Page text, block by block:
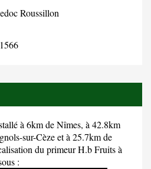
Roussillon
à 6km de Nîmes, à 42.8km
sur-Cèze et à 25.7km de
du primeur H.b Fruits à
: